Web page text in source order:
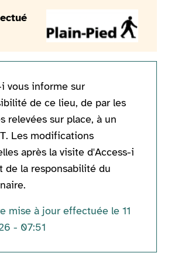
vous informe sur
de ce lieu, de par les
relevées sur place, à un
Les modifications
après la visite d'Access-i
de la responsabilité du
mise à jour effectuée le 11
- 07:51